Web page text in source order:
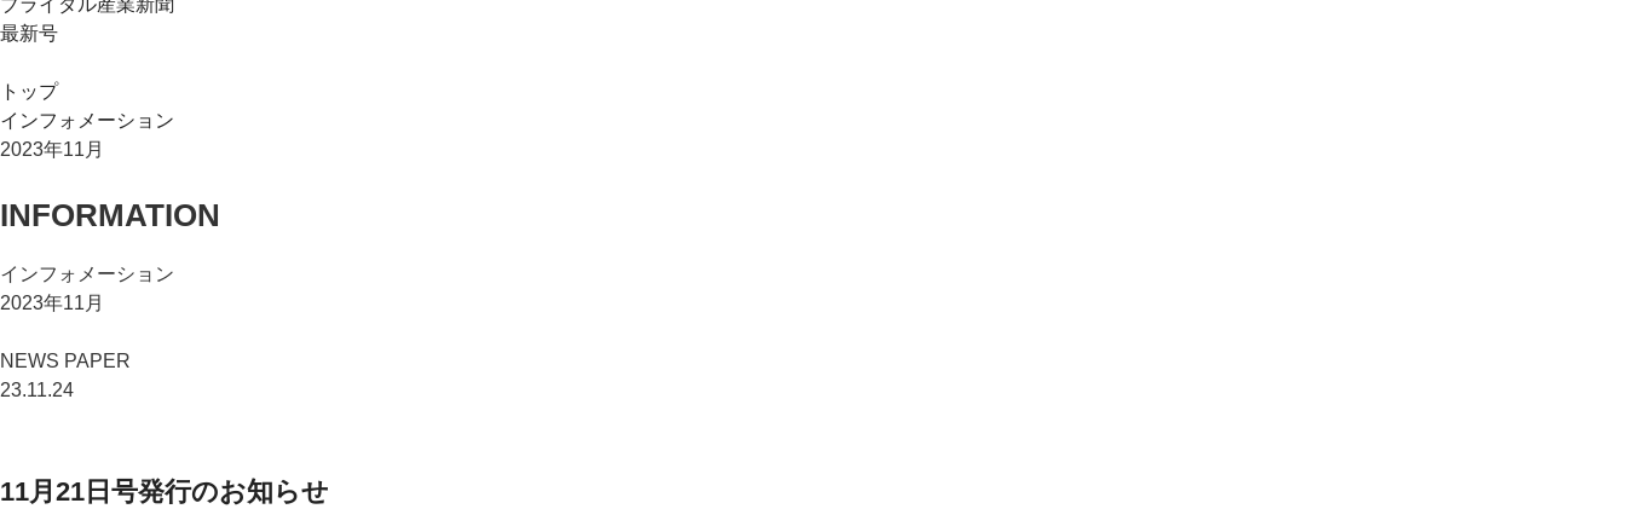
最新号
トップ
インフォメーション
2023年11月
INFORMATION
インフォメーション
2023年11月
NEWS PAPER
23.11.24
11月21日号発行のお知らせ